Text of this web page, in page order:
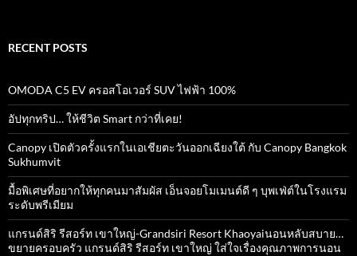
RECENT POSTS
OMODA C5 EV ครอสโอเวอร์ SUV ไฟฟ้า 100%
อัปทุกทริป… ให้ชีวิต Smart กว่าที่เคย!
Canopy เปิดตัวครั้งแรกในเอเชียตะวันออกเฉียงใต้ กับ Canopy Bangkok
Sukhumvit
มื้อพิเศษที่อยากให้ทุกคนมาสัมผัส เอ็นจอยโมเมนต์ดี ๆ บุพเฟ่ต์ในโรงแรม
ระดับพรีเมียม
แกรนด์สิริ​ รีสอร์ท​ เขาใหญ่​-Grandsiri​ Resort​ Khaoyaiนอนหลับสบาย…
ขยายครอบครัว แกรนด์สิริ รีสอร์ท เขาใหญ่ ใส่ใจเรื่องคุณภาพการนอน